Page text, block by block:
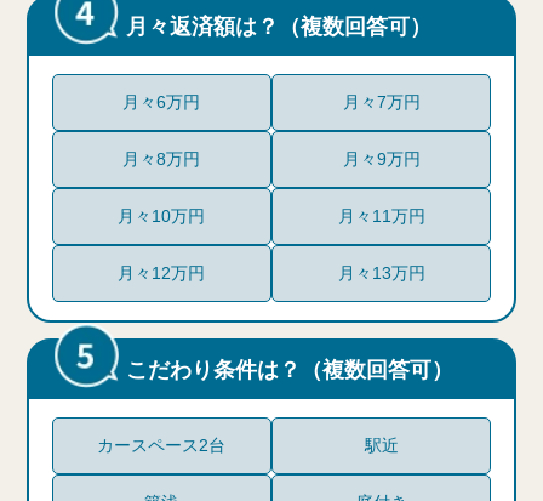
月々返済額は？（複数回答可）
月々6万円 月々7万円
月々8万円 月々9万円
月々10万円 月々11万円
月々12万円 月々13万円
こだわり条件は？（複数回答可）
カースペース2台 駅近